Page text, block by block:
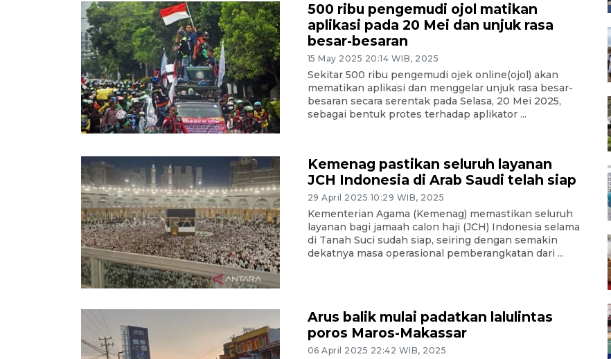
500 ribu pengemudi ojol matikan
aplikasi pada 20 Mei dan unjuk rasa
besar-besaran
15 May 2025 20:14 WIB, 2025
Sekitar 500 ribu pengemudi ojek online(ojol) akan
mematikan aplikasi dan menggelar unjuk rasa besar-
besaran secara serentak pada Selasa, 20 Mei 2025,
sebagai bentuk protes terhadap aplikator ...
Kemenag pastikan seluruh layanan
JCH Indonesia di Arab Saudi telah siap
29 April 2025 10:29 WIB, 2025
Kementerian Agama (Kemenag) memastikan seluruh
layanan bagi jamaah calon haji (JCH) Indonesia selama
di Tanah Suci sudah siap, seiring dengan semakin
dekatnya masa operasional pemberangkatan dari ...
Arus balik mulai padatkan lalulintas
poros Maros-Makassar
06 April 2025 22:42 WIB, 2025